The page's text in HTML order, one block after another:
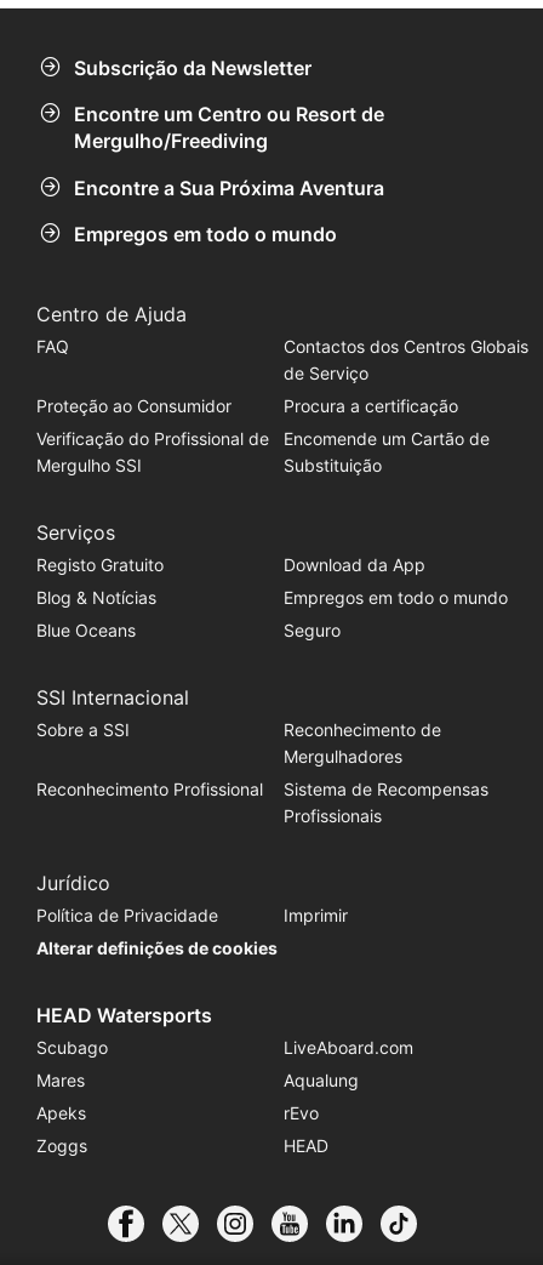
Subscrição da Newsletter
Encontre um Centro ou Resort de
Mergulho/Freediving
Encontre a Sua Próxima Aventura
Empregos em todo o mundo
Centro de Ajuda
FAQ
Contactos dos Centros Globais
de Serviço
Proteção ao Consumidor
Procura a certificação
Verificação do Profissional de
Mergulho SSI
Encomende um Cartão de
Substituição
Serviços
Registo Gratuito
Download da App
Blog & Notícias
Empregos em todo o mundo
Blue Oceans
Seguro
SSI Internacional
Sobre a SSI
Reconhecimento de
Mergulhadores
Reconhecimento Profissional
Sistema de Recompensas
Profissionais
Jurídico
Política de Privacidade
Imprimir
Alterar definições de cookies
HEAD Watersports
Scubago
LiveAboard.com
Mares
Aqualung
Apeks
rEvo
Zoggs
HEAD